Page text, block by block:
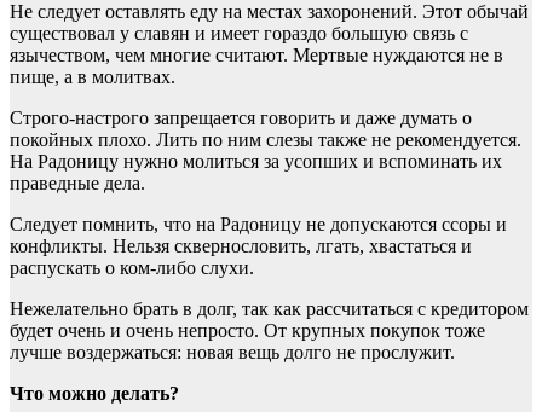
Не следует оставлять еду на местах захоронений. Этот обычай
существовал у славян и имеет гораздо большую связь с
язычеством, чем многие считают. Мертвые нуждаются не в
пище, а в молитвах.
Строго-настрого запрещается говорить и даже думать о
покойных плохо. Лить по ним слезы также не рекомендуется.
На Радоницу нужно молиться за усопших и вспоминать их
праведные дела.
Следует помнить, что на Радоницу не допускаются ссоры и
конфликты. Нельзя сквернословить, лгать, хвастаться и
распускать о ком-либо слухи.
Нежелательно брать в долг, так как рассчитаться с кредитором
будет очень и очень непросто. От крупных покупок тоже
лучше воздержаться: новая вещь долго не прослужит.
Что можно делать?